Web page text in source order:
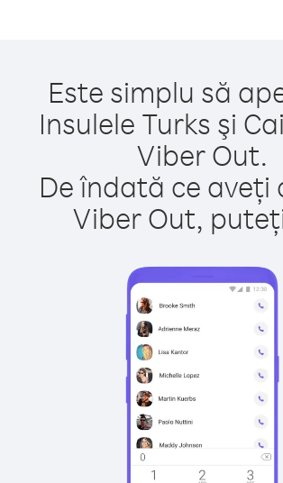
Este simplu să
Insulele Turks şi
Viber Out.
De îndată ce aveți
Viber Out,